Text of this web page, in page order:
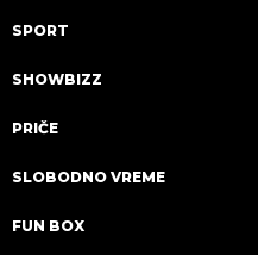
SPORT
SHOWBIZZ
PRIČE
SLOBODNO VREME
FUN BOX